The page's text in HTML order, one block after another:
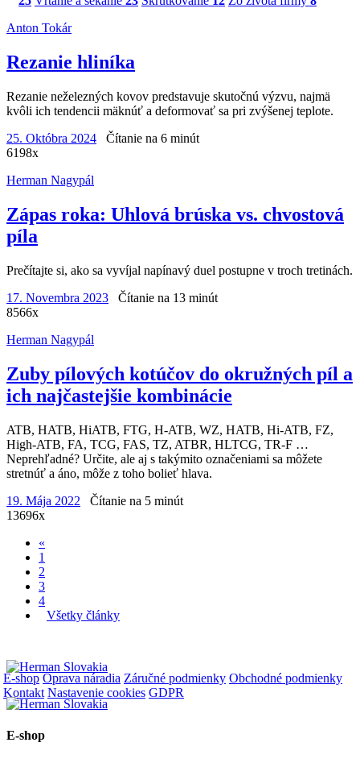
Anton Tokár
Rezanie hliníka
Rezanie neželezných kovov predstavuje skutočnú výzvu, najmä
kvôli ich tendencii mäknúť a deformovať sa pri zvýšenej teplote.
25. Októbra 2024
Čítanie na 6 minút
6198x
Herman Nagypál
Zápas roka: Uhlová brúska vs. chvostová
píla
Prečítajte si, ako sa vyvíjal napínavý duel postupne v troch tretinách.
17. Novembra 2023
Čítanie na 13 minút
8566x
Herman Nagypál
Zuby pílových kotúčov do okružných píl a
ich najčastejšie kombinácie
ATB, HATB, HiATB, FTG, H-ATB, WZ, HATB, Hi-ATB, FZ,
High-ATB, FA, TCG, FAS, TZ, ATBR, HLTCG, TR-F …
Neprehľadné? Určite, ale aj s takýmito označeniami sa môžete
stretnúť a áno, môže z toho bolieť hlava.
19. Mája 2022
Čítanie na 5 minút
13696x
«
1
2
3
4
Všetky články
E-shop Oprava náradia Záručné podmienky Obchodné podmienky
Kontakt Nastavenie cookies GDPR
E-shop